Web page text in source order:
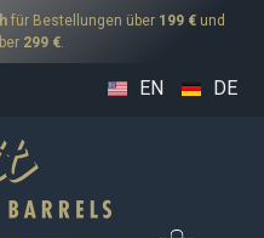
für Bestellungen über 199 € und
299 €.
EN DE